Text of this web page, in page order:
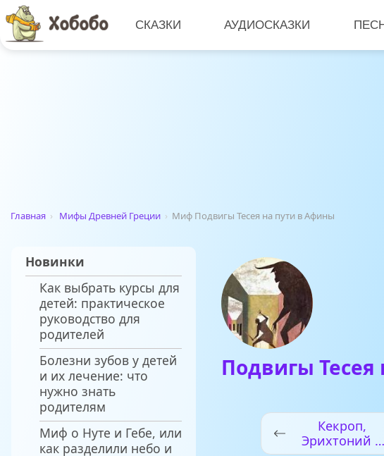
СКАЗКИ АУДИОСКАЗКИ
Главная › Мифы Древней Греции › Миф Подвигы Тесея на пути в Афины
Новинки
Как выбрать курсы для
детей: практическое
руководство для
родителей
Болезни зубов у детей
и их лечение: что
нужно знать
родителям
Миф о Нуте и Гебе, или
как разделили небо и
Подвигы
Кекроп,
Эрихтоний и